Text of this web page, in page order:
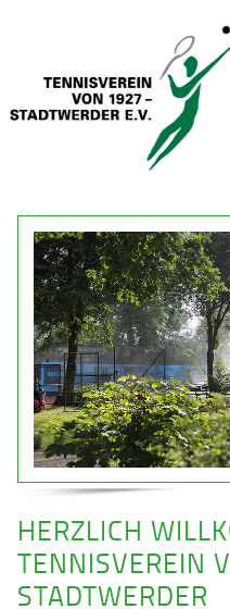
HERZLICH
TENNISVEREIN
STADTWERDER